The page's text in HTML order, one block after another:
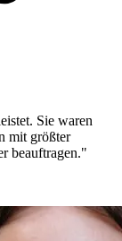
Sie waren
mit größter
beauftragen."